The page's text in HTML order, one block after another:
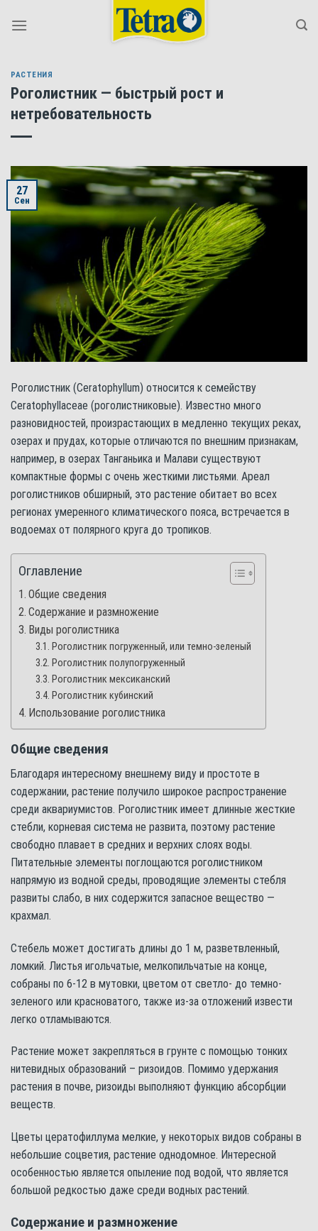
РАСТЕНИЯ
Роголистник — быстрый рост и
нетребовательность
27
Сен
Роголистник (Ceratophyllum) относится к семейству
Ceratophyllaceae (роголистниковые). Известно много
разновидностей, произрастающих в медленно текущих реках,
озерах и прудах, которые отличаются по внешним признакам,
например, в озерах Танганьика и Малави существуют
компактные формы с очень жесткими листьями. Ареал
роголистников обширный, это растение обитает во всех
регионах умеренного климатического пояса, встречается в
водоемах от полярного круга до тропиков.
Оглавление
Общие сведения
Содержание и размножение
Виды роголистника
Роголистник погруженный, или темно-зеленый
Роголистник полупогруженный
Роголистник мексиканский
Роголистник кубинский
Использование роголистника
Общие сведения
Благодаря интересному внешнему виду и простоте в
содержании, растение получило широкое распространение
среди аквариумистов. Роголистник имеет длинные жесткие
стебли, корневая система не развита, поэтому растение
свободно плавает в средних и верхних слоях воды.
Питательные элементы поглощаются роголистником
напрямую из водной среды, проводящие элементы стебля
развиты слабо, в них содержится запасное вещество —
крахмал.
Стебель может достигать длины до 1 м, разветвленный,
ломкий. Листья игольчатые, мелкопильчатые на конце,
собраны по 6-12 в мутовки, цветом от светло- до темно-
зеленого или красноватого, также из-за отложений извести
легко отламываются.
Растение может закрепляться в грунте с помощью тонких
нитевидных образований – ризоидов. Помимо удержания
растения в почве, ризоиды выполняют функцию абсорбции
веществ.
Цветы цератофиллума мелкие, у некоторых видов собраны в
небольшие соцветия, растение однодомное. Интересной
особенностью является опыление под водой, что является
большой редкостью даже среди водных растений.
Содержание и размножение